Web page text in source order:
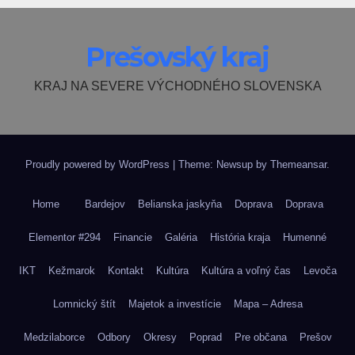
Prešovský kraj
KRAJ NA SEVERE VÝCHODNÉHO SLOVENSKA
Proudly powered by WordPress | Theme: Newsup by Themeansar.
Home Bardejov Belianska jaskyňa Doprava Doprava
Elementor #294 Financie Galéria História kraja Humenné
IKT Kežmarok Kontakt Kultúra Kultúra a voľný čas Levoča
Lomnický štít Majetok a investície Mapa – Adresa
Medzilaborce Odbory Okresy Poprad Pre občana Prešov